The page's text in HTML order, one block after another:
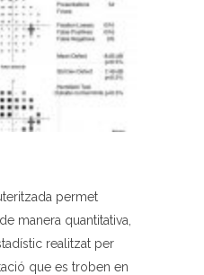
permet
manera quantitativa,
realitzat per
que es troben en